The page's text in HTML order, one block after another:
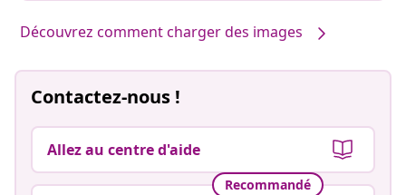
Découvrez comment charger des images
Contactez-nous !
Allez au centre d'aide
Recommandé